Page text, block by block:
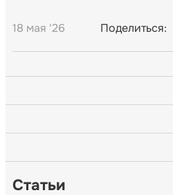
18 мая '26 Поделиться:
Статьи